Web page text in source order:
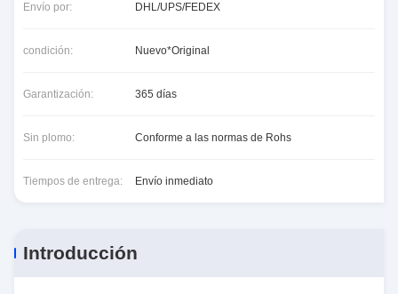
Envío por: DHL/UPS/FEDEX
condición: Nuevo*Original
Garantización: 365 días
Sin plomo: Conforme a las normas de Rohs
Tiempos de entrega: Envío inmediato
Introducción